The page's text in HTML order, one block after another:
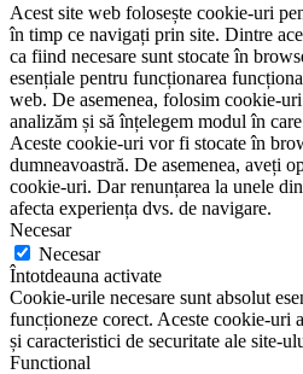
Acest site web folosește cookie-uri
în timp ce navigați prin site. Dintre
ca fiind necesare sunt stocate în
esențiale pentru funcționarea
web. De asemenea, folosim cookie-uri
analizăm și să înțelegem modul în
Aceste cookie-uri vor fi stocate în
dumneavoastră. De asemenea, aveți
cookie-uri. Dar renunțarea la unele
afecta experiența dvs. de navigare.
Necesar
Necesar
Întotdeauna activate
Cookie-urile necesare sunt absolut
funcționeze corect. Aceste cookie-uri
și caracteristici de securitate ale site-
Functional